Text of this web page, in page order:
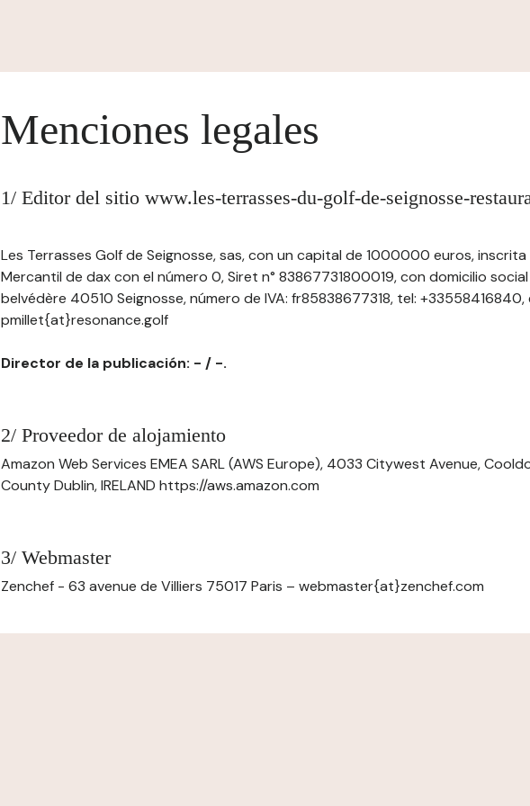
Menciones legales
1/ Editor del sitio www.les-terrasses-du-golf-de-seignosse-
Les Terrasses Golf de Seignosse, sas, con un capital de 1000000 euros, inscrita
Mercantil de dax con el número 0, Siret n° 83867731800019, con domicilio
belvédère 40510 Seignosse, número de IVA: fr85838677318, tel: +33558416840,
pmillet{at}resonance.golf
Director de la publicación: - / -.
2/ Proveedor de alojamiento
Amazon Web Services EMEA SARL (AWS Europe), 4033 Citywest Avenue,
County Dublin, IRELAND https://aws.amazon.com
3/ Webmaster
Zenchef - 63 avenue de Villiers 75017 Paris – webmaster{at}zenchef.com